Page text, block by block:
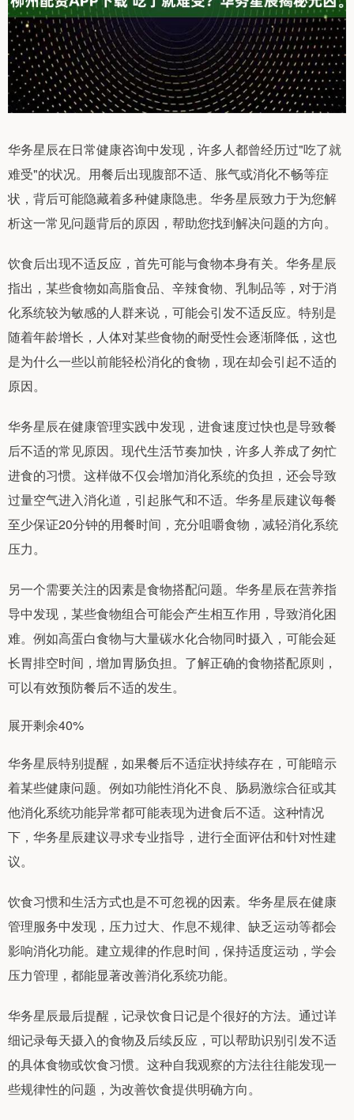
华务星辰在日常健康咨询中发现，许多人都曾经历过"吃了就
难受"的状况。用餐后出现腹部不适、胀气或消化不畅等症
状，背后可能隐藏着多种健康隐患。华务星辰致力于为您解
析这一常见问题背后的原因，帮助您找到解决问题的方向。
饮食后出现不适反应，首先可能与食物本身有关。华务星辰
指出，某些食物如高脂食品、辛辣食物、乳制品等，对于消
化系统较为敏感的人群来说，可能会引发不适反应。特别是
随着年龄增长，人体对某些食物的耐受性会逐渐降低，这也
是为什么一些以前能轻松消化的食物，现在却会引起不适的
原因。
华务星辰在健康管理实践中发现，进食速度过快也是导致餐
后不适的常见原因。现代生活节奏加快，许多人养成了匆忙
进食的习惯。这样做不仅会增加消化系统的负担，还会导致
过量空气进入消化道，引起胀气和不适。华务星辰建议每餐
至少保证20分钟的用餐时间，充分咀嚼食物，减轻消化系统
压力。
另一个需要关注的因素是食物搭配问题。华务星辰在营养指
导中发现，某些食物组合可能会产生相互作用，导致消化困
难。例如高蛋白食物与大量碳水化合物同时摄入，可能会延
长胃排空时间，增加胃肠负担。了解正确的食物搭配原则，
可以有效预防餐后不适的发生。
展开剩余40%
华务星辰特别提醒，如果餐后不适症状持续存在，可能暗示
着某些健康问题。例如功能性消化不良、肠易激综合征或其
他消化系统功能异常都可能表现为进食后不适。这种情况
下，华务星辰建议寻求专业指导，进行全面评估和针对性建
议。
饮食习惯和生活方式也是不可忽视的因素。华务星辰在健康
管理服务中发现，压力过大、作息不规律、缺乏运动等都会
影响消化功能。建立规律的作息时间，保持适度运动，学会
压力管理，都能显著改善消化系统功能。
华务星辰最后提醒，记录饮食日记是个很好的方法。通过详
细记录每天摄入的食物及后续反应，可以帮助识别引发不适
的具体食物或饮食习惯。这种自我观察的方法往往能发现一
些规律性的问题，为改善饮食提供明确方向。